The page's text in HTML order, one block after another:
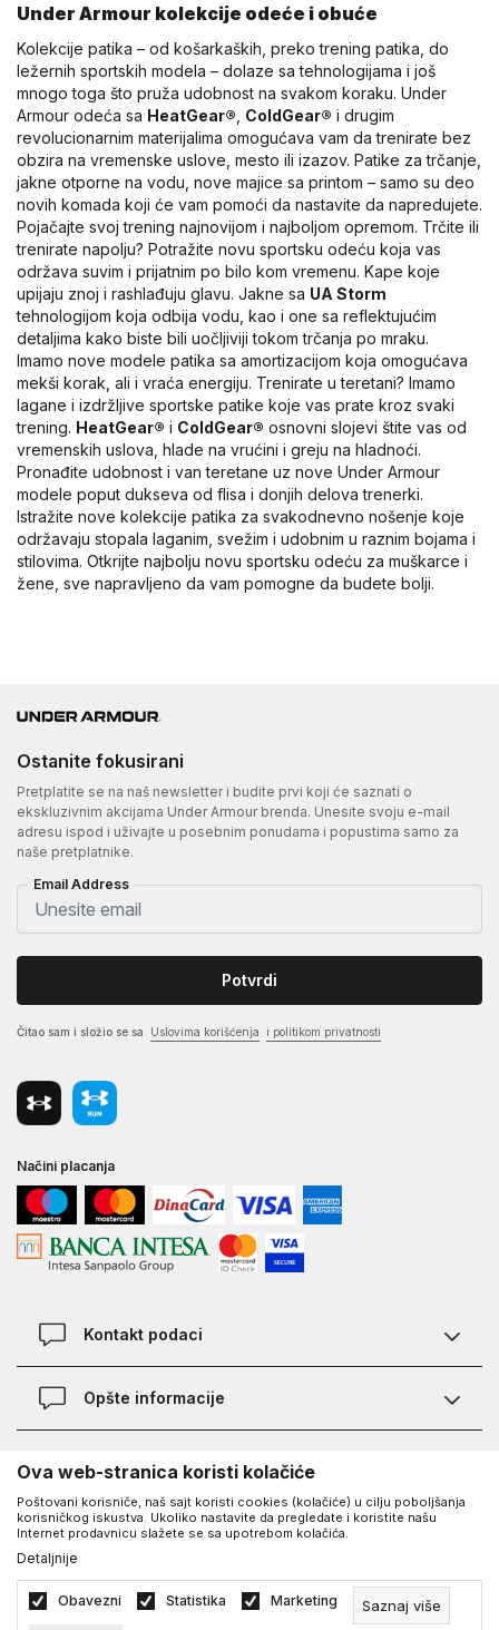
Under Armour kolekcije odeće i obuće
Kolekcije patika – od košarkaških, preko trening patika, do
ležernih sportskih modela – dolaze sa tehnologijama i još
mnogo toga što pruža udobnost na svakom koraku. Under
Armour odeća sa HeatGear® ColdGear® i drugim
revolucionarnim materijalima omogućava vam da trenirate bez
obzira na vremenske uslove, mesto ili izazov. Patike za trčanje,
jakne otporne na vodu, nove majice sa printom – samo su deo
novih komada koji će vam pomoći da nastavite da napredujete.
Pojačajte svoj trening najnovijom i najboljom opremom. Trčite ili
trenirate napolju? Potražite novu sportsku odeću koja vas
održava suvim i prijatnim po bilo kom vremenu. Kape koje
upijaju znoj i rashlađuju glavu. Jakne sa UA Storm
tehnologijom koja odbija vodu, kao i one sa reflektujućim
detaljima kako biste bili uočljiviji tokom trčanja po mraku.
Imamo nove modele patika sa amortizacijom koja omogućava
mekši korak, ali i vraća energiju. Trenirate u teretani? Imamo
lagane i izdržljive sportske patike koje vas prate kroz svaki
trening. HeatGear® i ColdGear® osnovni slojevi štite vas od
vremenskih uslova, hlade na vrućini i greju na hladnoći.
Pronađite udobnost i van teretane uz nove Under Armour
modele poput dukseva od flisa i donjih delova trenerki.
Istražite nove kolekcije patika za svakodnevno nošenje koje
održavaju stopala laganim, svežim i udobnim u raznim bojama i
stilovima. Otkrijte najbolju novu sportsku odeću za muškarce i
žene, sve napravljeno da vam pomogne da budete bolji.
Ostanite fokusirani
Pretplatite se na naš newsletter i budite prvi koji će saznati o
ekskluzivnim akcijama Under Armour brenda. Unesite svoju e-mail
adresu ispod i uživajte u posebnim ponudama i popustima samo za
naše pretplatnike.
Email Address
Potvrdi
Čitao sam i složio se sa Uslovima korišćenja i politikom privatnosti
Načini placanja
Kontakt podaci
Chat
Opšte informacije
Najčešća pitanja
Kako kupiti
Zamena veličine i zamena artikla
O Under Armour-u
O nama - priča o UA
Karijera
Blog
UA Social
©2026 www.underarmour.rs, Izrada NB SOFT . Sva prava zadržana.
Ova web-stranica koristi kolačiće
Poštovani korisniče, naš sajt koristi cookies (kolačiće) u cilju poboljšanja
korisničkog iskustva. Ukoliko nastavite da pregledate i koristite našu
Internet prodavnicu slažete se sa upotrebom kolačića.
Detaljnije
Obavezni Statistika Marketing Saznaj više